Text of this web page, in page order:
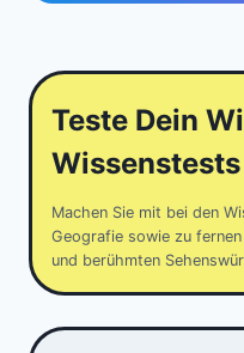
Teste Dein
Wissenstests
Machen Sie mit bei den
Geografie sowie zu
und berühmten